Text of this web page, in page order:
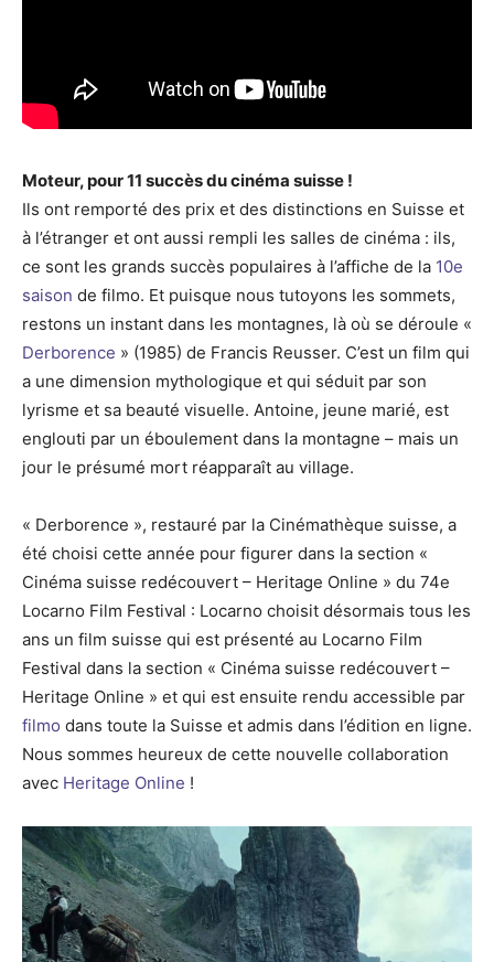
Moteur, pour 11 succès du cinéma suisse !
Ils ont remporté des prix et des distinctions en Suisse et
à l’étranger et ont aussi rempli les salles de cinéma : ils,
ce sont les grands succès populaires à l’affiche de la 10e
saison de filmo. Et puisque nous tutoyons les sommets,
restons un instant dans les montagnes, là où se déroule «
Derborence » (1985) de Francis Reusser. C’est un film qui
a une dimension mythologique et qui séduit par son
lyrisme et sa beauté visuelle. Antoine, jeune marié, est
englouti par un éboulement dans la montagne – mais un
jour le présumé mort réapparaît au village.
« Derborence », restauré par la Cinémathèque suisse, a
été choisi cette année pour figurer dans la section «
Cinéma suisse redécouvert – Heritage Online » du 74e
Locarno Film Festival : Locarno choisit désormais tous les
ans un film suisse qui est présenté au Locarno Film
Festival dans la section « Cinéma suisse redécouvert –
Heritage Online » et qui est ensuite rendu accessible par
filmo dans toute la Suisse et admis dans l’édition en ligne.
Nous sommes heureux de cette nouvelle collaboration
avec Heritage Online !